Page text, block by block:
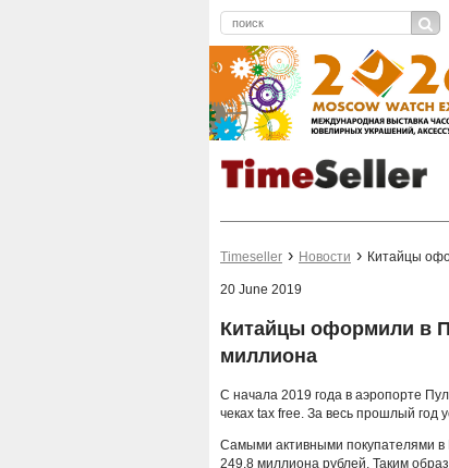
Timeseller Новости Китайцы
20 June 2019
Китайцы оформили в
миллиона
С начала 2019 года в аэропорте
чеках tax free. За весь прошлый год
Самыми активными покупателями в
249,8 миллиона рублей. Таким